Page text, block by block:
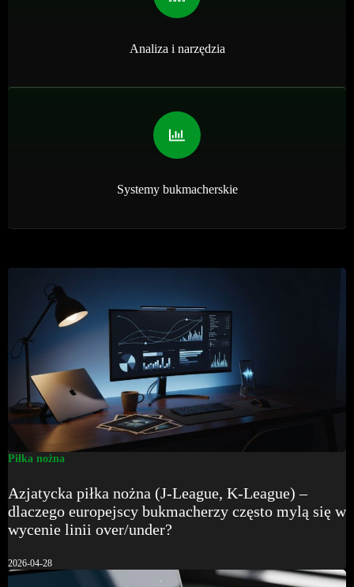
Analiza i narzędzia
Systemy bukmacherskie
Piłka nożna
Azjatycka piłka nożna (J-League, K-League) –
dlaczego europejscy bukmacherzy często mylą się w
wycenie linii over/under?
2026-04-28